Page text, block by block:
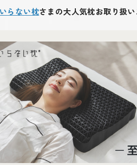
らない枕さまの大人気枕お取り扱